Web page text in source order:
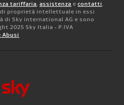
tariffaria, assistenza e contatti.
proprietà intellettuale in essi
Sky international AG e sono
2025 Sky Italia - P.IVA
Abusi